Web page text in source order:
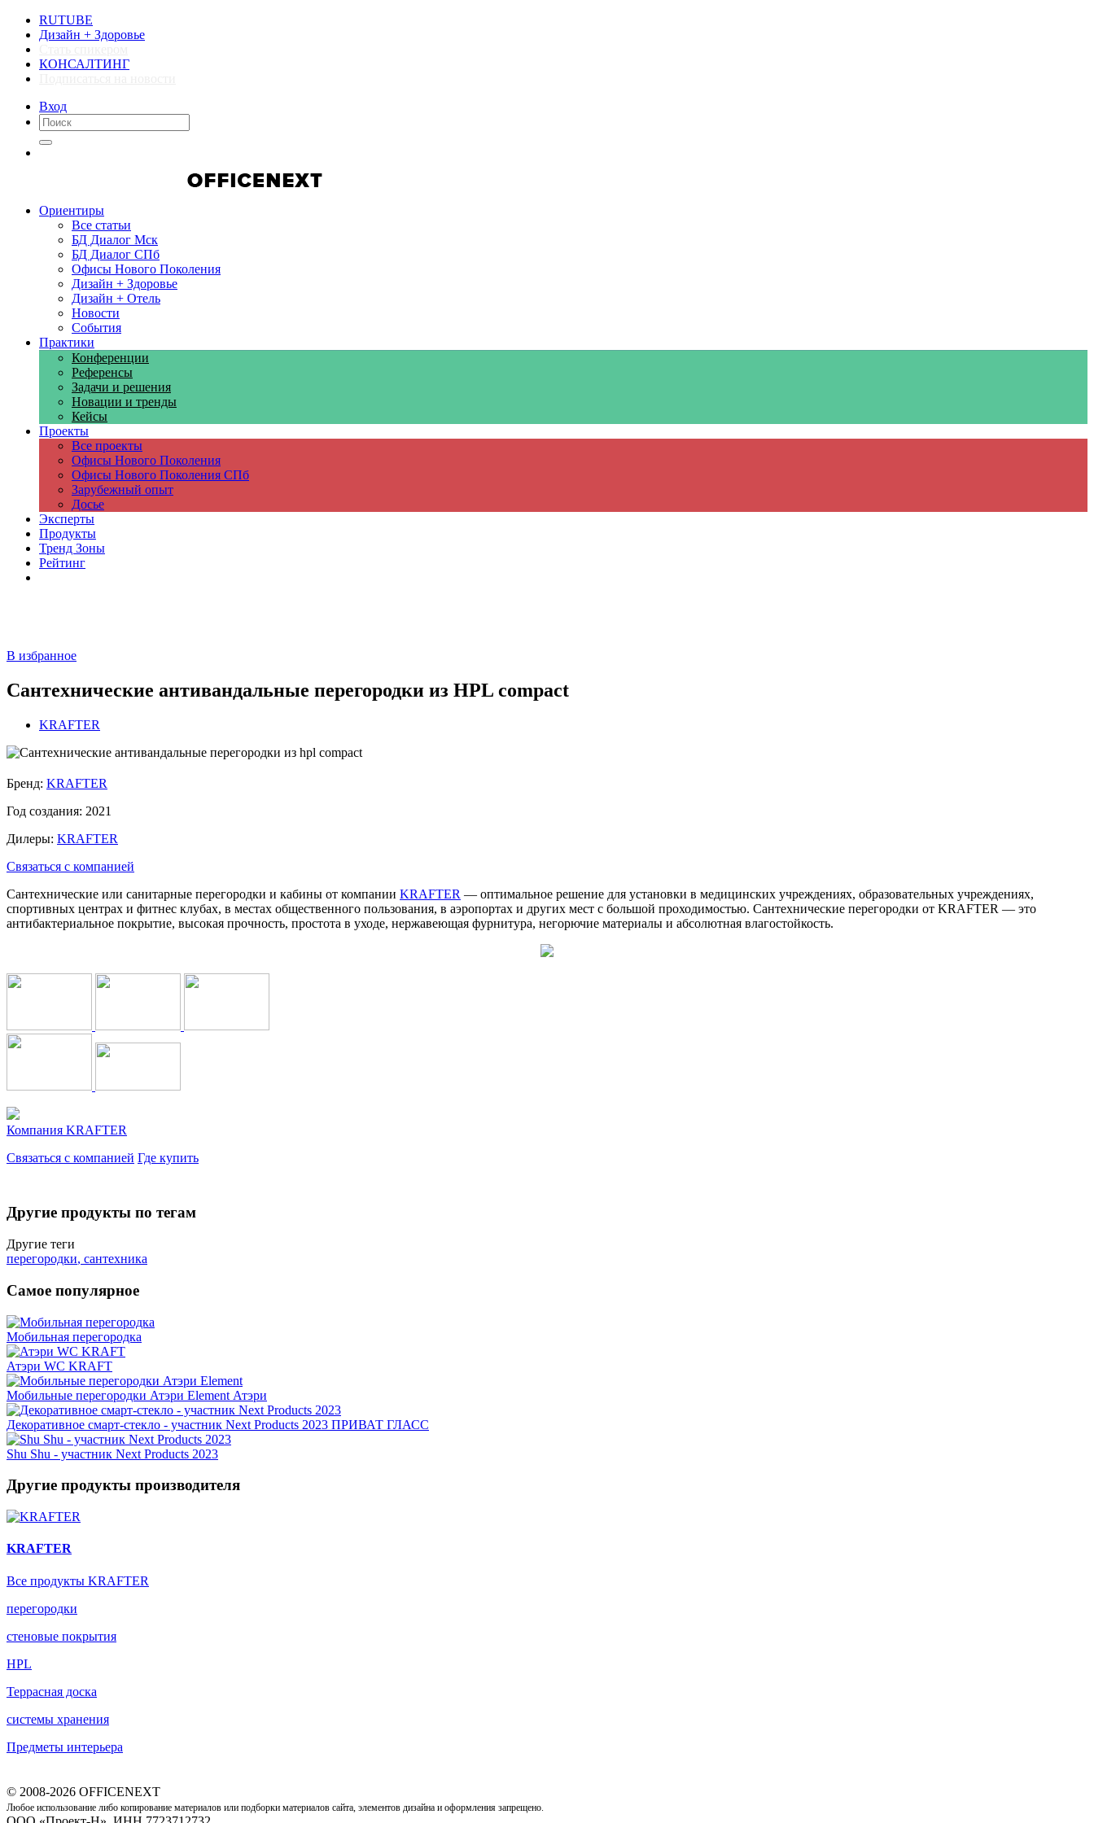
RUTUBE
Дизайн + Здоровье
КОНСАЛТИНГ
Вход
Ориентиры
Все статьи
БД Диалог Мск
БД Диалог СПб
Офисы Нового Поколения
Дизайн + Здоровье
Дизайн + Отель
Новости
События
Практики
Конференции
Референсы
Задачи и решения
Новации и тренды
Кейсы
Проекты
Все проекты
Офисы Нового Поколения
Офисы Нового Поколения СПб
Зарубежный опыт
Досье
Эксперты
Продукты
Тренд Зоны
Рейтинг
В избранное
Сантехнические антивандальные перегородки из HPL compact
KRAFTER
Бренд: KRAFTER
Год создания: 2021
Дилеры: KRAFTER
Связаться с компанией
Сантехнические или санитарные перегородки и кабины от компании KRAFTER — оптимальное решение для установки в медицинских учреждениях, образовательных учреждениях,
спортивных центрах и фитнес клубах, в местах общественного пользования, в аэропортах и других мест с большой проходимостью. Сантехнические перегородки от KRAFTER — это
антибактериальное покрытие, высокая прочность, простота в уходе, нержавеющая фурнитура, негорючие материалы и абсолютная влагостойкость.
Компания KRAFTER
Связаться с компанией Где купить
Другие продукты по тегам
Другие теги
перегородки, сантехника
Самое популярное
Мобильная перегородка
Атэри WC KRAFT
Мобильные перегородки Атэри Element Атэри
Декоративное смарт-стекло - участник Next Products 2023 ПРИВАТ ГЛАСС
Shu Shu - участник Next Products 2023
Другие продукты производителя
KRAFTER
Все продукты KRAFTER
перегородки
стеновые покрытия
HPL
Террасная доска
системы хранения
Предметы интерьера
© 2008-2026 OFFICENEXT
Любое использование либо копирование материалов или подборки материалов сайта, элементов дизайна и оформления запрещено.